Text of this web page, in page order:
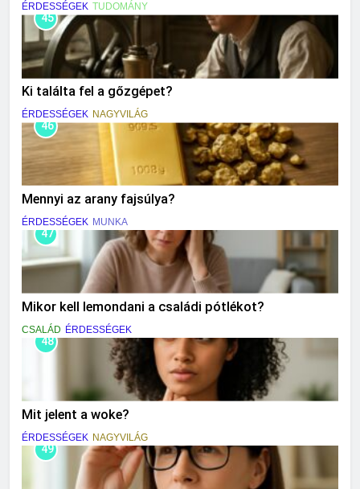
ÉRDESSÉGEK TUDOMÁNY
45
Ki találta fel a gőzgépet?
ÉRDESSÉGEK NAGYVILÁG
46
Mennyi az arany fajsúlya?
ÉRDESSÉGEK MUNKA
47
Mikor kell lemondani a családi pótlékot?
CSALÁD ÉRDESSÉGEK
48
Mit jelent a woke?
ÉRDESSÉGEK NAGYVILÁG
49